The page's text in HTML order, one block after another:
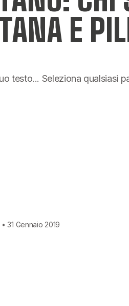
E
testo... Seleziona qualsiasi
31 Gennaio 2019